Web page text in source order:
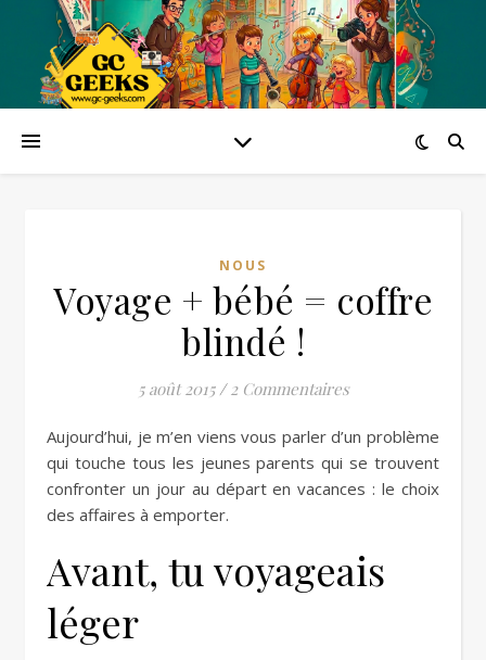
NOUS
Voyage + bébé = coffre
blindé !
5 août 2015 / 2 Commentaires
Aujourd’hui, je m’en viens vous parler d’un problème
qui touche tous les jeunes parents qui se trouvent
confronter un jour au départ en vacances : le choix
des affaires à emporter.
Avant, tu voyageais
léger